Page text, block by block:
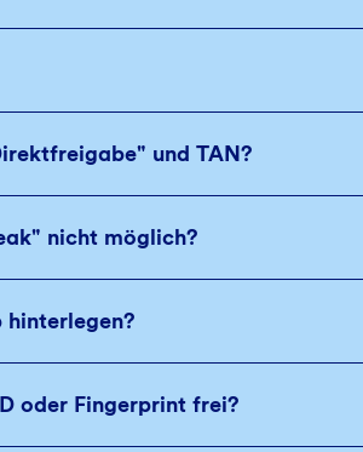
und TAN?
nicht möglich?
hinterlegen?
oder Fingerprint frei?